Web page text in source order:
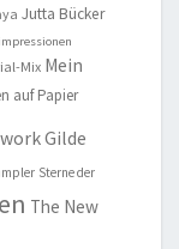
Jutta Bücker
Mix Mein
auf Papier
Gilde
Sterne der
The New